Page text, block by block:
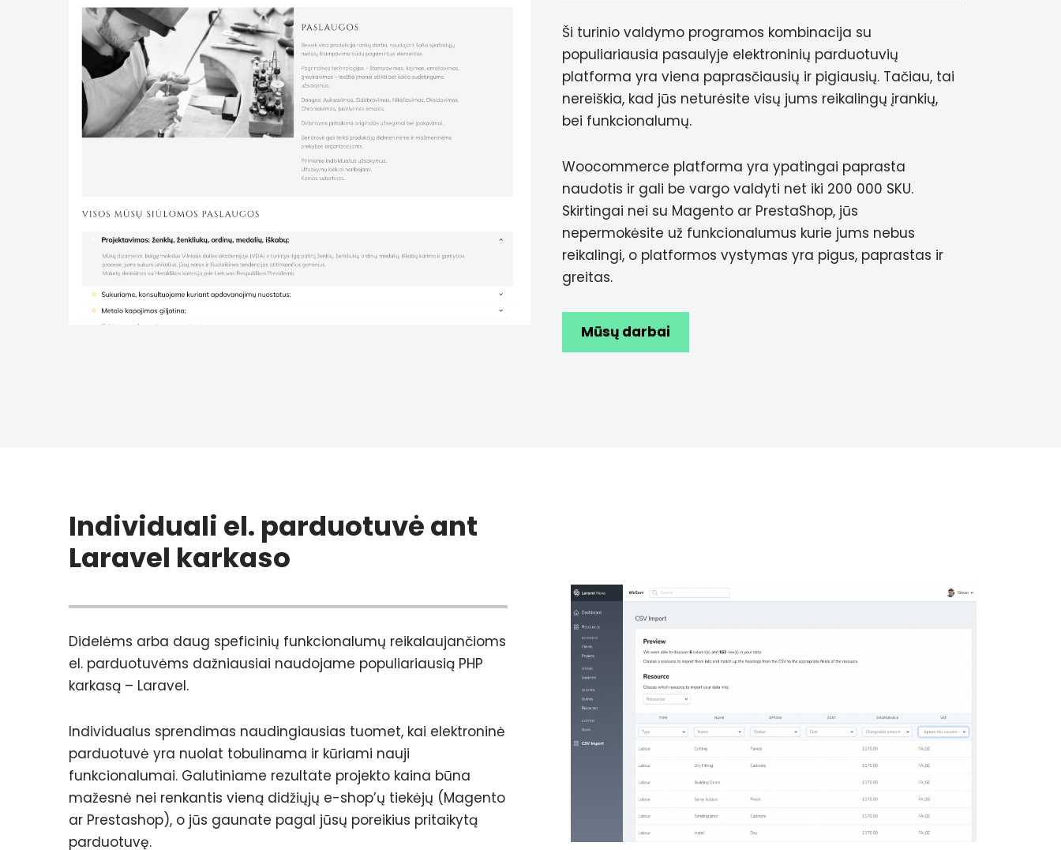
Ši turinio valdymo programos kombinacija su
populiariausia pasaulyje elektroninių parduotuvių
platforma yra viena paprasčiausių ir pigiausių. Tačiau, tai
nereiškia, kad jūs neturėsite visų jums reikalingų įrankių,
bei funkcionalumų.
Woocommerce platforma yra ypatingai paprasta
naudotis ir gali be vargo valdyti net iki 200 000 SKU.
Skirtingai nei su Magento ar PrestaShop, jūs
nepermokėsite už funkcionalumus kurie jums nebus
reikalingi, o platformos vystymas yra pigus, paprastas ir
greitas.
Mūsų darbai
Individuali el. parduotuvė ant
Laravel karkaso
Didelėms arba daug speficinių funkcionalumų reikalaujančioms
el. parduotuvėms dažniausiai naudojame populiariausią PHP
karkasą – Laravel.
Individualus sprendimas naudingiausias tuomet, kai elektroninė
parduotuvė yra nuolat tobulinama ir kūriami nauji
funkcionalumai. Galutiniame rezultate projekto kaina būna
mažesnė nei renkantis vieną didžiųjų e-shop’ų tiekėjų (Magento
ar Prestashop), o jūs gaunate pagal jūsų poreikius pritaikytą
parduotuvę.